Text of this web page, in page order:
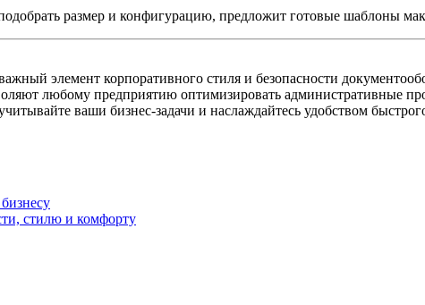
размер и конфигурацию, предложит готовые шаблоны
элемент корпоративного стиля и безопасности
любому предприятию оптимизировать административные
ваши бизнес-задачи и наслаждайтесь удобством
стилю и комфорту